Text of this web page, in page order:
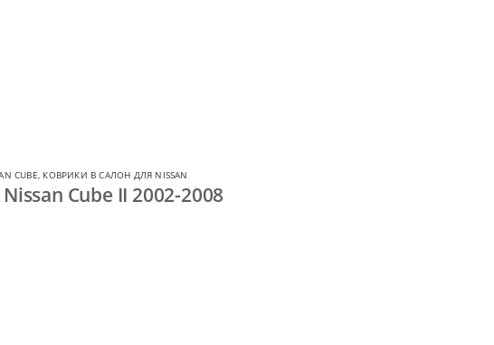
CUBE, КОВРИКИ В САЛОН ДЛЯ NISSAN
Cube II 2002-2008